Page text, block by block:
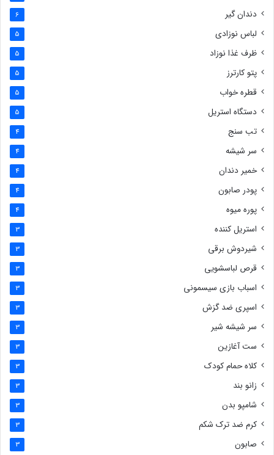
دندان گیر 6
لباس نوزادی 5
ظرف غذا نوزاد 5
پتو کارترز 5
قطره خواب 5
دستگاه استریل 5
تب سنج 4
سر شیشه 4
خمیر دندان 4
پودر صابون 4
پوره میوه 4
استریل کننده 3
شیردوش برقی 3
قرص لباسشویی 3
اسباب بازی سیسمونی 3
اسپری ضد گزش 3
سر شیشه شیر 3
ست آغازین 3
کلاه حمام کودک 3
زانو بند 3
شامپو بدن 3
کرم ضد ترک شکم 3
صابون 3